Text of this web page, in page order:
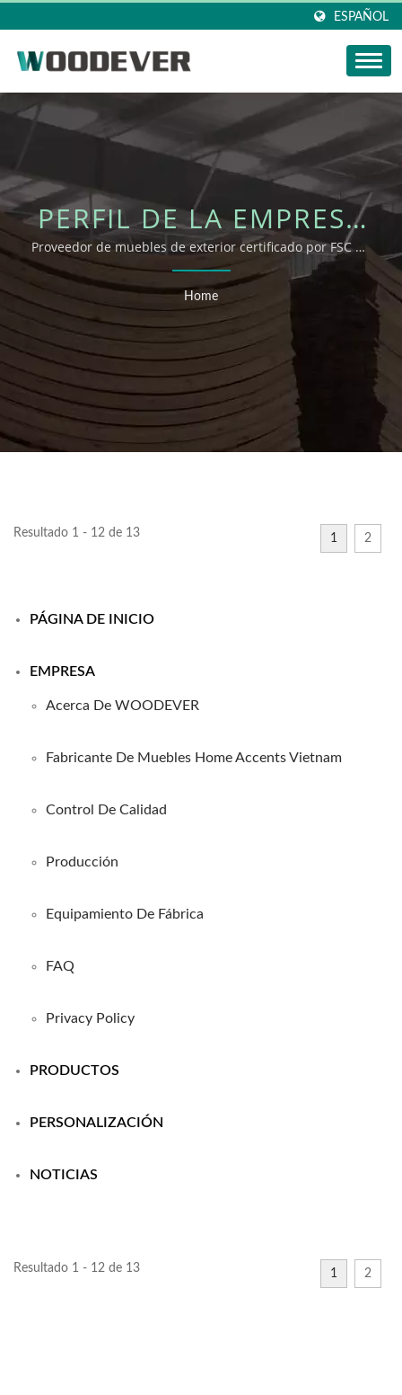
ESPAÑOL
PERFIL DE LA EMPRESA
| WOODEVER
INDUSTRIAL CO., LTD.
Proveedor de muebles de exterior certificado por FSC de
Vietnam en quien confiar.
Home
Resultado 1 - 12 de 13 1 2
PÁGINA DE INICIO
EMPRESA
Acerca De WOODEVER
Fabricante De Muebles Home Accents Vietnam
Control De Calidad
Producción
Equipamiento De Fábrica
FAQ
Privacy Policy
PRODUCTOS
PERSONALIZACIÓN
NOTICIAS
Resultado 1 - 12 de 13 1 2